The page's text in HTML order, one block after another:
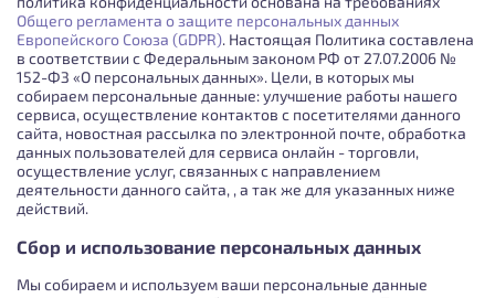
Общего регламента о защите персональных данных
Европейского Союза (GDPR). Настоящая Политика составлена
в соответствии с Федеральным законом РФ от 27.07.2006 №
152-ФЗ «О персональных данных». Цели, в которых мы
собираем персональные данные: улучшение работы нашего
сервиса, осуществление контактов с посетителями данного
сайта, новостная рассылка по электронной почте, обработка
данных пользователей для сервиса онлайн - торговли,
осуществление услуг, связанных с направлением
деятельности данного сайта, , а так же для указанных ниже
действий.
Сбор и использование персональных данных
Мы собираем и используем ваши персональные данные